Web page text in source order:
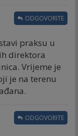
praksu u
direktora
Vrijeme je
je na terenu
ODGOVORITE
ODGOVORITE